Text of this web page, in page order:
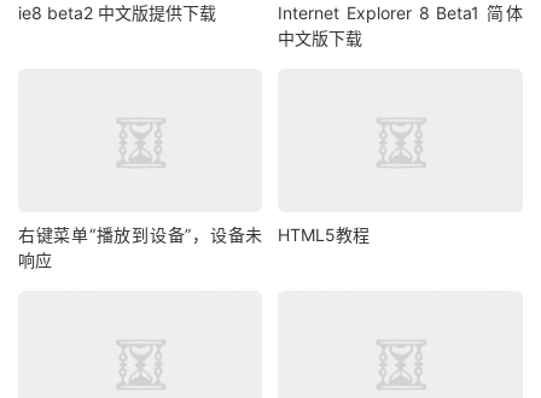
ie8 beta2 中文版提供下载
Internet Explorer 8 Beta1 简体
中文版下载
右键菜单“播放到设备”，设备未
响应
HTML5教程